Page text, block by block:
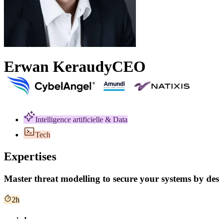
Erwan KeraudyCEO
Intelligence artificielle & Data
Tech
Expertises
Master threat modelling to secure your systems by
2h